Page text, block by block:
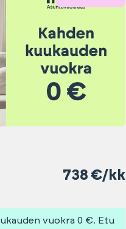
738 €/kk
vuokra 0 €. Etu